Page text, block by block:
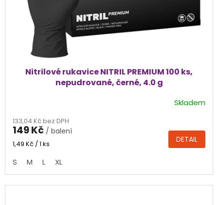
Nitrilové rukavice NITRIL PREMIUM 100 ks,
nepudrované, černé, 4.0 g
produktu
je
4,4
5
hvězdiček.
Skladem
133,04 Kč bez DPH
149 Kč / balení
Měrná
1,49 Kč / 1 ks DETAIL
S M L XL